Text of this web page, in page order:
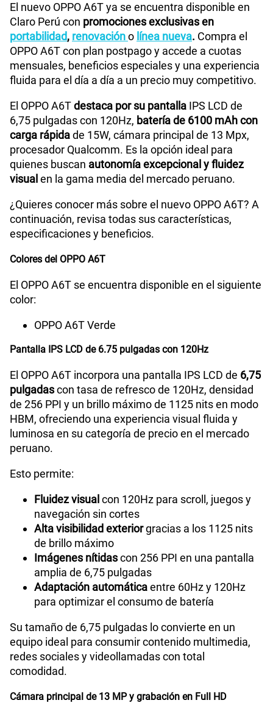
El nuevo OPPO A6T ya se encuentra disponible en
Claro Perú con promociones exclusivas en
portabilidad, renovacióno línea nueva. Compra el
OPPO A6T con plan postpago y accede a cuotas
mensuales, beneficios especiales y una experiencia
fluida para el día a día a un precio muy competitivo.
El OPPO A6Tdestaca por su pantalla IPS LCD de
6,75 pulgadas con 120Hz, batería de 6100 mAh con
carga rápidade 15W, cámara principal de 13 Mpx,
procesador Qualcomm. Es la opción ideal para
quienes buscan autonomía excepcional y fluidez
visualen la gama media del mercado peruano.
¿Quieres conocer más sobre el nuevo OPPO A6T? A
continuación, revisa todas sus características,
especificaciones y beneficios.
Colores del OPPO A6T
El OPPO A6T se encuentra disponible en el siguiente
color:
OPPO A6T Verde
Pantalla IPS LCD de 6.75 pulgadas con 120Hz
El OPPO A6T incorpora una pantalla IPS LCD de 6,75
pulgadascon tasa de refresco de 120Hz, densidad
de 256 PPI y un brillo máximo de 1125 nits en modo
HBM, ofreciendo una experiencia visual fluida y
luminosa en su categoría de precio en el mercado
peruano.
Esto permite:
Fluidez visualcon 120Hz para scroll, juegos y
navegación sin cortes
Alta visibilidad exteriorgracias a los 1125 nits
de brillo máximo
Imágenes nítidascon 256 PPI en una pantalla
amplia de 6,75 pulgadas
Adaptación automáticaentre 60Hz y 120Hz
para optimizar el consumo de batería
Su tamaño de 6,75 pulgadas lo convierte en un
equipo ideal para consumir contenido multimedia,
redes sociales y videollamadas con total
comodidad.
Cámara principal de 13 MP y grabación en Full HD